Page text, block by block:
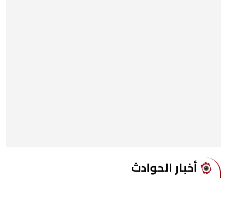
أخبار الحوادث